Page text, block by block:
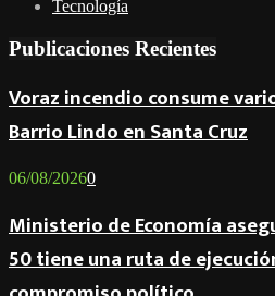
Tecnología
Publicaciones Recientes
Voraz incendio consume
Barrio Lindo en Santa Cruz
06/08/20260
Ministerio de Economía
50 tiene una ruta de